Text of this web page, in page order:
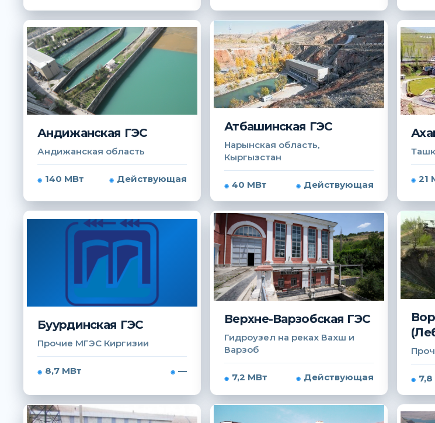
Андижанская ГЭС
Андижанская область
140 МВт Действующая
Атбашинская ГЭС
Нарынская область,
Кыргызстан
40 МВт Действующая
21
Буурдинская ГЭС
Прочие МГЭС Киргизии
8,7 МВт —
Верхне-Варзобская ГЭС
Гидроузел на реках Вахш и
Варзоб
7,2 МВт Действующая